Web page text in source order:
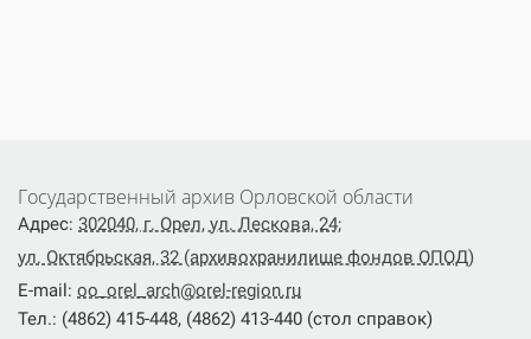
Государственный архив Орловской области
Адрес: 302040, г. Орел, ул. Лескова, 24;
ул. Октябрьская, 32 (архивохранилище фондов ОПОД)
E-mail: oo_orel_arch@orel-region.ru
Тел.: (4862) 415-448, (4862) 413-440 (стол справок)